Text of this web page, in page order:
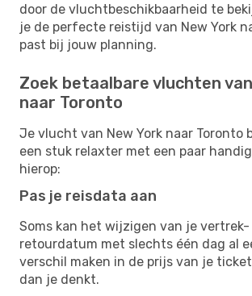
door de vluchtbeschikbaarheid te
je de perfecte reistijd van New York
past bij jouw planning.
Zoek betaalbare vluchten
naar Toronto
Je vlucht van New York naar Toronto
een stuk relaxter met een paar
hierop:
Pas je reisdata aan
Soms kan het wijzigen van je
retourdatum met slechts één dag al
verschil maken in de prijs van je
dan je denkt.